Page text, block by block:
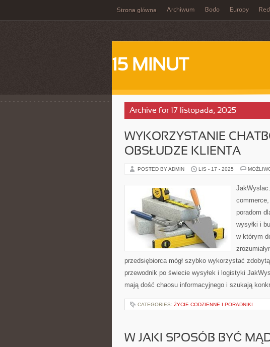
Strona główna Archiwum Bodo Europy
15 MINUT
Archive for 17 listopada, 2025
WYKORZYSTANIE
OBSŁUDZE KLIENTA
POSTED BY ADMIN LIS - 17 - 2025
commerce,
poradom
wysyłki i
w którym
przedsiębiorca mógł szybko wykorzystać
przewodnik po świecie wysyłek i logistyki
mają dość chaosu informacyjnego i szukają
CATEGORIES: ŻYCIE CODZIENNE I PORADNIKI
W JAKI SPOSÓB BYĆ